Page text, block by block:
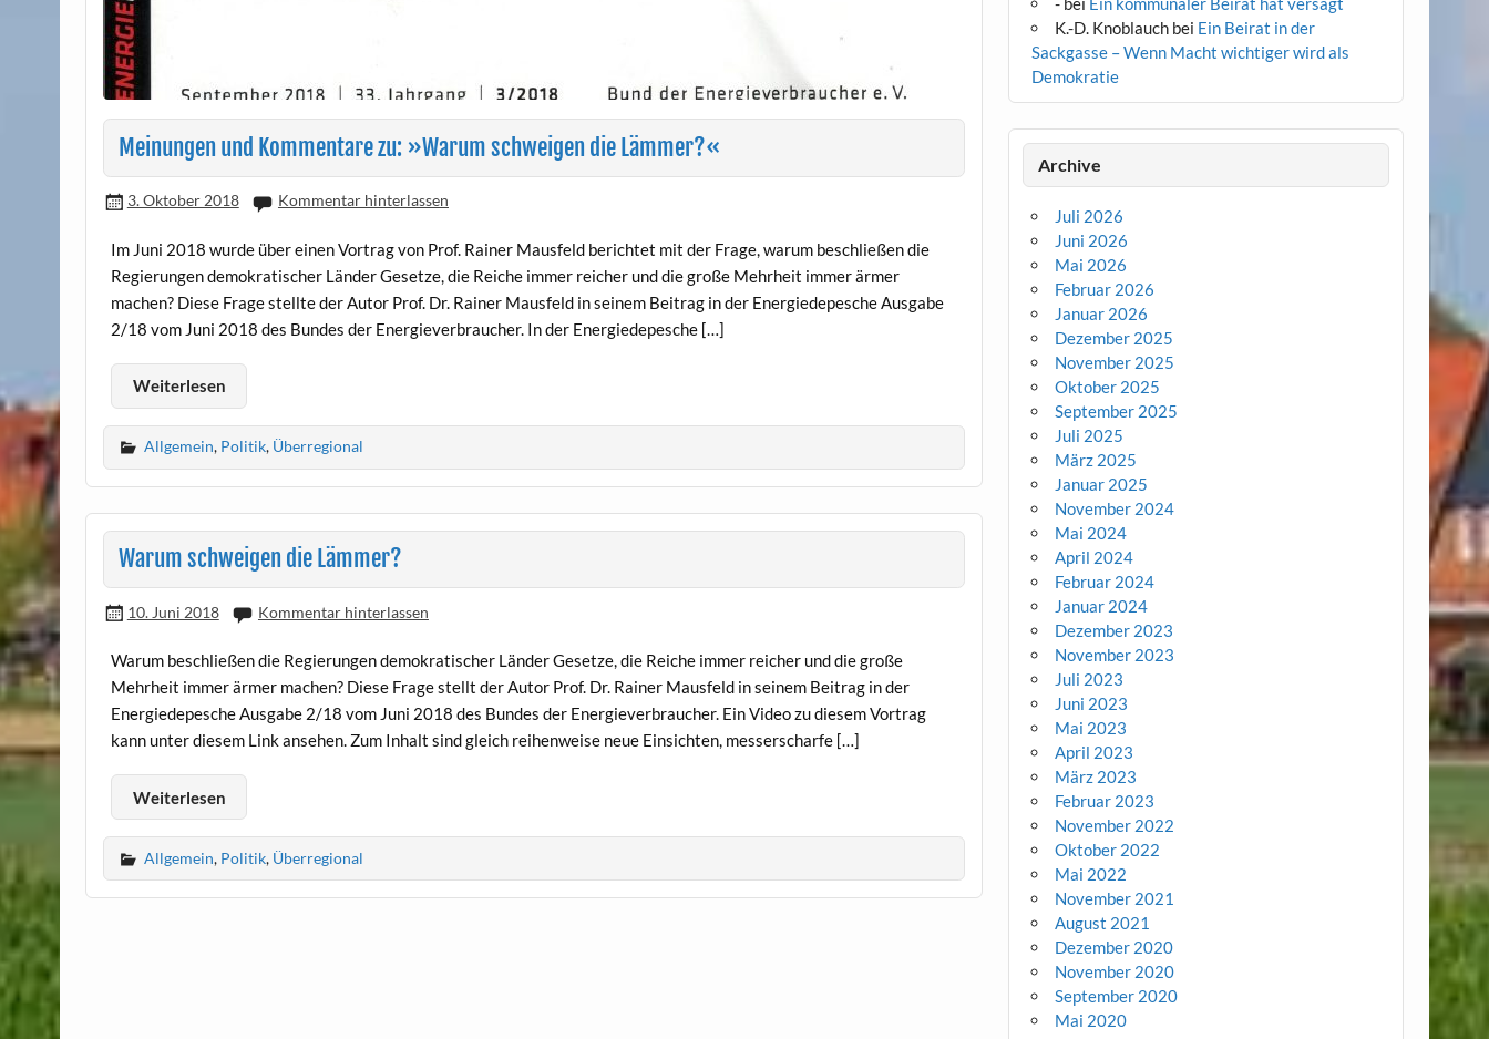
Meinungen und Kommentare zu: »Warum schweigen die Lämmer?«
3. Oktober 2018 Kommentar hinterlassen
Im Juni 2018 wurde über einen Vortrag von Prof. Rainer Mausfeld berichtet mit der Frage, warum beschließen die
Regierungen demokratischer Länder Gesetze, die Reiche immer reicher und die große Mehrheit immer ärmer
machen? Diese Frage stellte der Autor Prof. Dr. Rainer Mausfeld in seinem Beitrag in der Energiedepesche Ausgabe
2/18 vom Juni 2018 des Bundes der Energieverbraucher. In der Energiedepesche […]
Weiterlesen
Allgemein, Politik, Überregional
Warum schweigen die Lämmer?
10. Juni 2018 Kommentar hinterlassen
Warum beschließen die Regierungen demokratischer Länder Gesetze, die Reiche immer reicher und die große
Mehrheit immer ärmer machen? Diese Frage stellt der Autor Prof. Dr. Rainer Mausfeld in seinem Beitrag in der
Energiedepesche Ausgabe 2/18 vom Juni 2018 des Bundes der Energieverbraucher. Ein Video zu diesem Vortrag
kann unter diesem Link ansehen. Zum Inhalt sind gleich reihenweise neue Einsichten, messerscharfe […]
Weiterlesen
Allgemein, Politik, Überregional
K.-D. Knoblauch bei Ein Beirat in der
Sackgasse – Wenn Macht wichtiger wird als
Demokratie
Archive
Juli 2026
Juni 2026
Mai 2026
Februar 2026
Januar 2026
Dezember 2025
November 2025
Oktober 2025
September 2025
Juli 2025
März 2025
Januar 2025
November 2024
Mai 2024
April 2024
Februar 2024
Januar 2024
Dezember 2023
November 2023
Juli 2023
Juni 2023
Mai 2023
April 2023
März 2023
Februar 2023
November 2022
Oktober 2022
Mai 2022
November 2021
August 2021
Dezember 2020
November 2020
September 2020
Mai 2020